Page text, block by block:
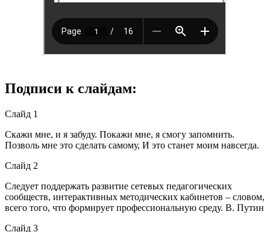
Подписи к слайдам:
Слайд 1
Скажи мне, и я забуду. Покажи мне, я смогу запомнить.
Позволь мне это сделать самому, И это станет моим навсегда.
Слайд 2
Следует поддержать развитие сетевых педагогических
сообществ, интерактивных методических кабинетов – словом,
всего того, что формирует профессиональную среду. В. Путин
Слайд 3